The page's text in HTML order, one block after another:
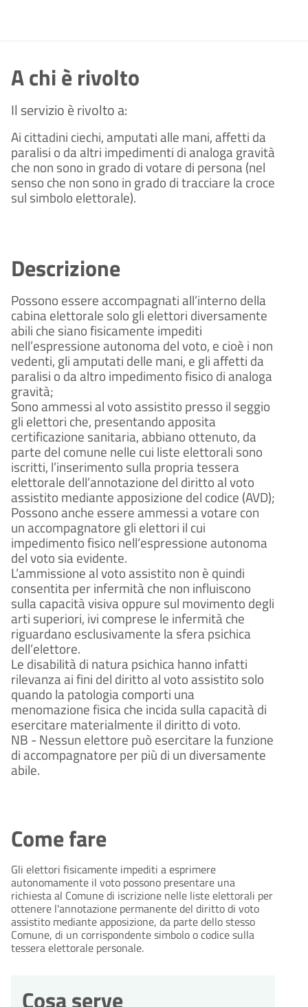
A chi è rivolto
Il servizio è rivolto a:
Ai cittadini ciechi, amputati alle mani, affetti da
paralisi o da altri impedimenti di analoga gravità
che non sono in grado di votare di persona (nel
senso che non sono in grado di tracciare la croce
sul simbolo elettorale).
Descrizione
Possono essere accompagnati all’interno della
cabina elettorale solo gli elettori diversamente
abili che siano fisicamente impediti
nell’espressione autonoma del voto, e cioè i non
vedenti, gli amputati delle mani, e gli affetti da
paralisi o da altro impedimento fisico di analoga
gravità;
Sono ammessi al voto assistito presso il seggio
gli elettori che, presentando apposita
certificazione sanitaria, abbiano ottenuto, da
parte del comune nelle cui liste elettorali sono
iscritti, l’inserimento sulla propria tessera
elettorale dell’annotazione del diritto al voto
assistito mediante apposizione del codice (AVD);
Possono anche essere ammessi a votare con
un accompagnatore gli elettori il cui
impedimento fisico nell’espressione autonoma
del voto sia evidente.
L’ammissione al voto assistito non è quindi
consentita per infermità che non influiscono
sulla capacità visiva oppure sul movimento degli
arti superiori, ivi comprese le infermità che
riguardano esclusivamente la sfera psichica
dell’elettore.
Le disabilità di natura psichica hanno infatti
rilevanza ai fini del diritto al voto assistito solo
quando la patologia comporti una
menomazione fisica che incida sulla capacità di
esercitare materialmente il diritto di voto.
NB - Nessun elettore può esercitare la funzione
di accompagnatore per più di un diversamente
abile.
Come fare
Gli elettori fisicamente impediti a esprimere
autonomamente il voto possono presentare una
richiesta al Comune di iscrizione nelle liste elettorali per
ottenere l'annotazione permanente del diritto di voto
assistito mediante apposizione, da parte dello stesso
Comune, di un corrispondente simbolo o codice sulla
tessera elettorale personale.
Cosa serve